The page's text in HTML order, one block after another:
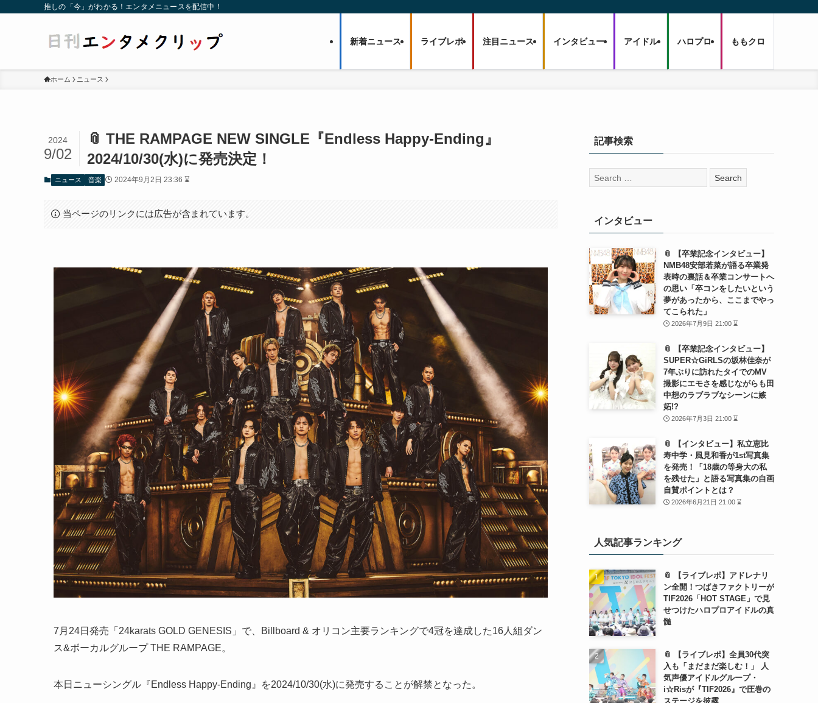
推しの「今」がわかる！エンタメニュースを配信中！
新着ニュース ライブレポ 注目ニュース インタビュー アイドル ハロプロ ももクロ
ホーム ニュース
📎 THE RAMPAGE NEW SINGLE『Endless Happy-Ending』
2024/10/30(水)に発売決定！
2024
9/02
ニュース 音楽 2024年9月2日 23:36 ⌛
当ページのリンクには広告が含まれています。
7月24日発売「24karats GOLD GENESIS」で、Billboard & オリコン主要ランキングで4冠を達成した16人組ダン
ス&ボーカルグループ THE RAMPAGE。
本日ニューシングル『Endless Happy-Ending』を2024/10/30(水)に発売することが解禁となった。
記事検索
検
索:
インタビュー
📎 【卒業記念インタビュー】
NMB48安部若菜が語る卒業発
表時の裏話＆卒業コンサートへ
の思い「卒コンをしたいという
夢があったから、ここまでやっ
てこられた」
2026年7月9日 21:00 ⌛
📎 【卒業記念インタビュー】
SUPER☆GiRLSの坂林佳奈が
7年ぶりに訪れたタイでのMV
撮影にエモさを感じながらも田
中想のラブラブなシーンに嫉
妬!?
2026年7月3日 21:00 ⌛
📎 【インタビュー】私立恵比
寿中学・風見和香が1st写真集
を発売！「18歳の等身大の私
を残せた」と語る写真集の自画
自賛ポイントとは？
2026年6月21日 21:00 ⌛
人気記事ランキング
📎 【ライブレポ】アドレナリ
ン全開！つばきファクトリーが
TIF2026「HOT STAGE」で見
せつけたハロプロアイドルの真
髄
📎 【ライブレポ】全員30代突
入も「まだまだ楽しむ！」 人
気声優アイドルグループ・
i☆Risが『TIF2026』で圧巻の
ステージを披露